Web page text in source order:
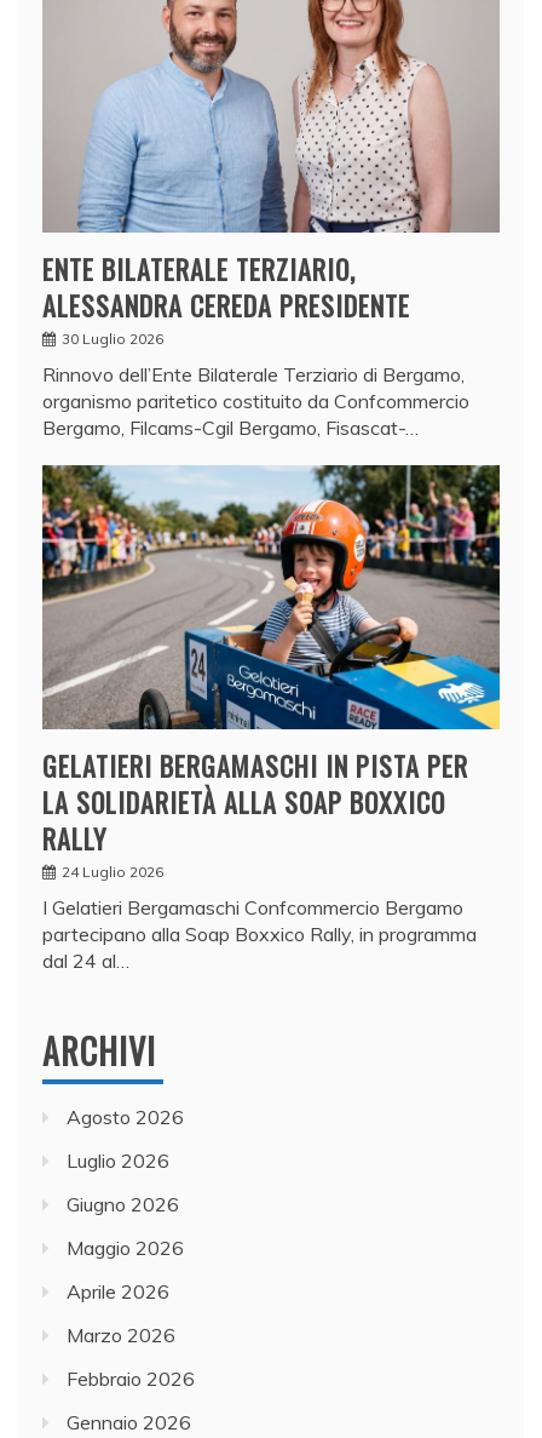
ENTE BILATERALE TERZIARIO,
ALESSANDRA CEREDA PRESIDENTE
30 Luglio 2026
Rinnovo dell’Ente Bilaterale Terziario di Bergamo,
organismo paritetico costituito da Confcommercio
Bergamo, Filcams-Cgil Bergamo, Fisascat-…
GELATIERI BERGAMASCHI IN PISTA PER
LA SOLIDARIETÀ ALLA SOAP BOXXICO
RALLY
24 Luglio 2026
I Gelatieri Bergamaschi Confcommercio Bergamo
partecipano alla Soap Boxxico Rally, in programma
dal 24 al…
ARCHIVI
Agosto 2026
Luglio 2026
Giugno 2026
Maggio 2026
Aprile 2026
Marzo 2026
Febbraio 2026
Gennaio 2026